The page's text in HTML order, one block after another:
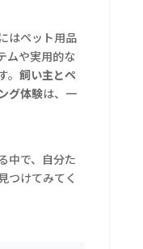
はペット用品
ムや実用的な
。飼い主とペ
グ体験は、一
中で、自分た
つけてみてく